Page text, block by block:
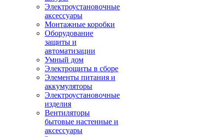
Электроустановочные
аксессуары
Монтажные коробки
Оборудование
защиты и
автоматизации
Умный дом
Электрощиты в сборе
Элементы питания и
аккумуляторы
Электроустановочные
изделия
Вентиляторы
бытовые настенные и
аксессуары